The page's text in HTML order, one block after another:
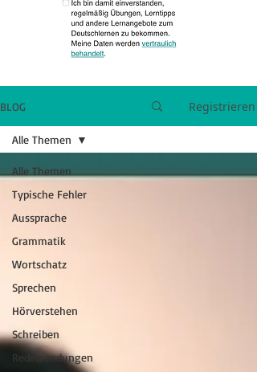
BLOG Registrieren
Alle Themen
Typische Fehler
Aussprache
Grammatik
Wortschatz
Sprechen
Hörverstehen
Schreiben
Redewendungen
Alle Themen